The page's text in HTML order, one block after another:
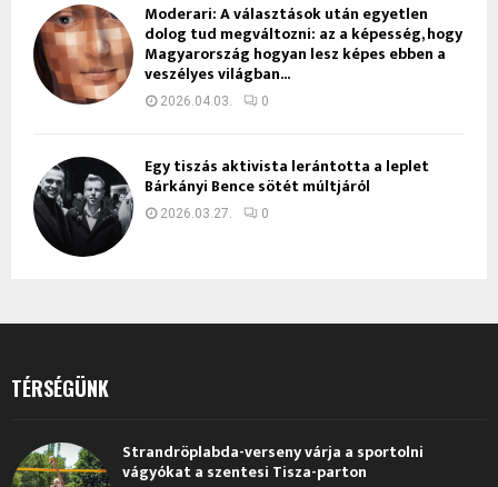
Moderari: A választások után egyetlen
dolog tud megváltozni: az a képesség, hogy
Magyarország hogyan lesz képes ebben a
veszélyes világban...
2026.04.03. 0
Egy tiszás aktivista lerántotta a leplet
Bárkányi Bence sötét múltjáról
2026.03.27. 0
TÉRSÉGÜNK
Strandröplabda-verseny várja a sportolni
vágyókat a szentesi Tisza-parton